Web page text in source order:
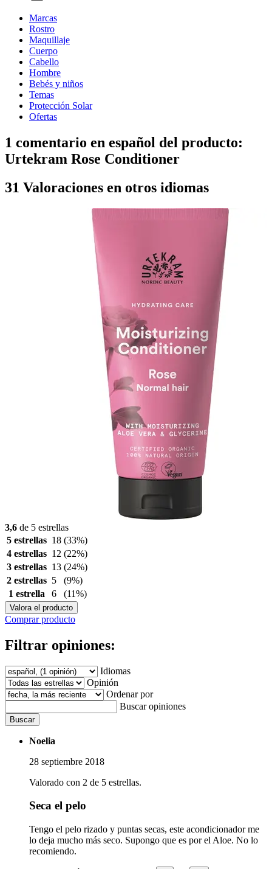
Marcas
Rostro
Maquillaje
Cuerpo
Cabello
Hombre
Bebés y niños
Temas
Protección Solar
Ofertas
1 comentario en español del producto:
Urtekram Rose Conditioner
31 Valoraciones en otros idiomas
3,6 de 5 estrellas
5 estrellas 18 (33%)
4 estrellas 12 (22%)
3 estrellas 13 (24%)
2 estrellas 5
(9%)
1 estrella
6 (11%)
Valora el producto
Comprar producto
Filtrar opiniones:
Idiomas
Opinión
Ordenar por
Buscar opiniones
Buscar
Noelia
28 septiembre 2018
Valorado con 2 de 5 estrellas.
Seca el pelo
Tengo el pelo rizado y puntas secas, este acondicionador me
lo deja mucho más seco. Supongo que es por el Aloe. No lo
recomiendo.